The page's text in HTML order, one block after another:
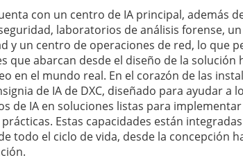
con un centro de IA principal, además
laboratorios de análisis forense,
y un centro de operaciones de red, lo que
que abarcan desde el diseño de la
en el mundo real. En el corazón de las
de IA de DXC, diseñado para ayudar a
de IA en soluciones listas para
Estas capacidades están
todo el ciclo de vida, desde la concepción